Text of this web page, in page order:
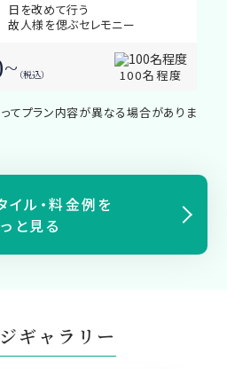
日を改めて行う
故人様を偲ぶセレモニー
（税込） 100名程度
てプラン内容が異なる場合がありま
イル・料金例を
と見る
ギャラリー